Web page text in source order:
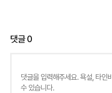
댓글0